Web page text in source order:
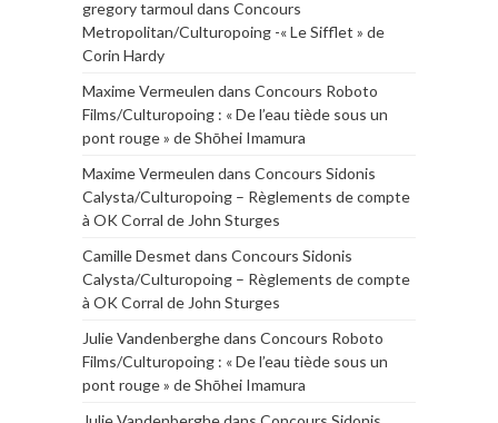
gregory tarmoul dans Concours
Metropolitan/Culturopoing -« Le Sifflet » de
Corin Hardy
Maxime Vermeulen dans Concours Roboto
Films/Culturopoing : « De l’eau tiède sous un
pont rouge » de Shōhei Imamura
Maxime Vermeulen dans Concours Sidonis
Calysta/Culturopoing – Règlements de compte
à OK Corral de John Sturges
Camille Desmet dans Concours Sidonis
Calysta/Culturopoing – Règlements de compte
à OK Corral de John Sturges
Julie Vandenberghedans Concours Roboto
Films/Culturopoing : « De l’eau tiède sous un
pont rouge » de Shōhei Imamura